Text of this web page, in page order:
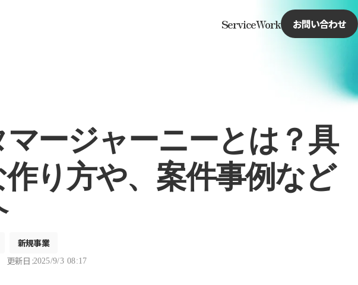
ServiceWork お問い合わせ
ージャーニーとは？具
り方や、案件事例など
新規事業
更新日 :2025/9/3 08:17